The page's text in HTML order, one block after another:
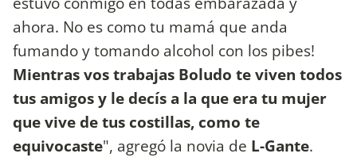
ahora. No es como tu mamá que anda
fumando y tomando alcohol con los pibes!
Mientras vos trabajas Boludo te viven todos
tus amigos y le decís a la que era tu mujer
que vive de tus costillas, como te
equivocaste", agregó la novia de L-Gante.